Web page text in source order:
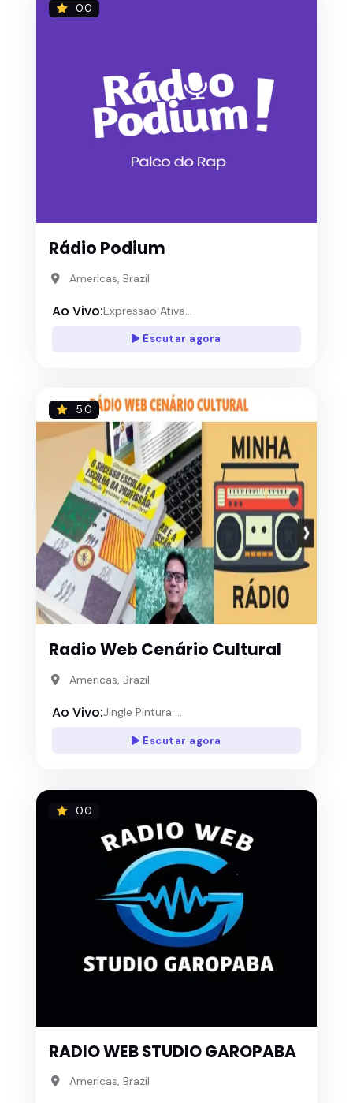
0.0
Rádio Podium
Americas, Brazil
Ao Vivo:Expressao Ativa...
Escutar agora
5.0
Radio Web Cenário Cultural
Americas, Brazil
Ao Vivo:Jingle Pintura ...
Escutar agora
0.0
RADIO WEB STUDIO GAROPABA
Americas, Brazil